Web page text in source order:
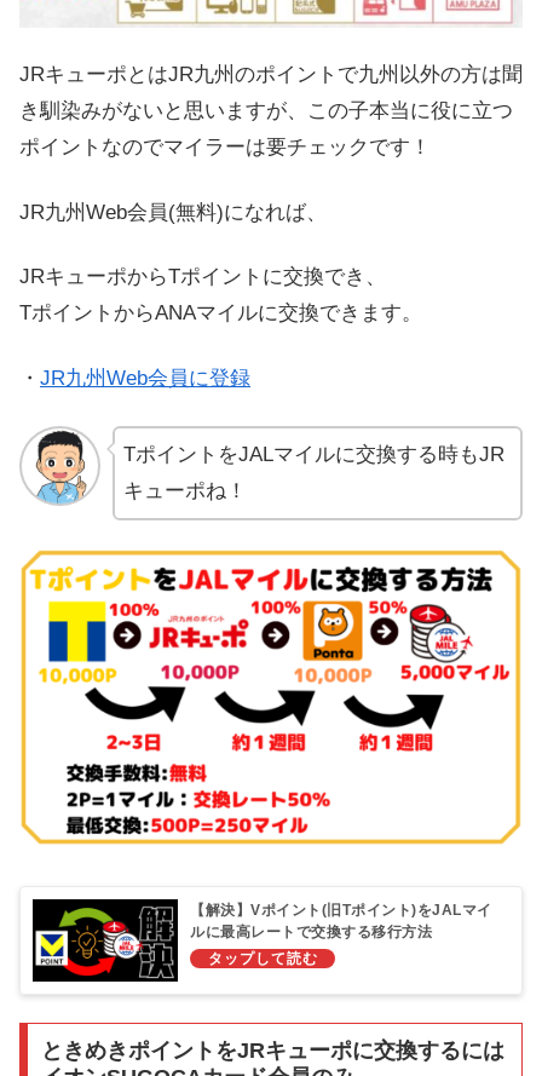
JRキューポとはJR九州のポイントで九州以外の方は聞
き馴染みがないと思いますが、この子本当に役に立つ
ポイントなのでマイラーは要チェックです！
JR九州Web会員(無料)になれば、
JRキューポからTポイントに交換でき、
TポイントからANAマイルに交換できます。
・ JR九州Web会員に登録
TポイントをJALマイルに交換する時もJR
キューポね！
【解決】Vポイント(旧Tポイント)をJALマイ
ルに最高レートで交換する移行方法
ときめきポイントをJRキューポに交換するには